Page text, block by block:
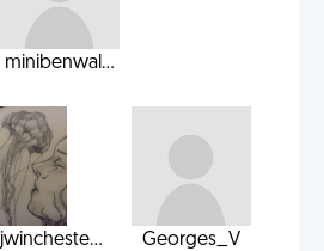
minibenwal...
jwincheste... Georges_V